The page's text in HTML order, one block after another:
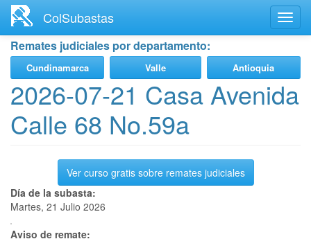
contenido
principal
ColSubastas
Remates judiciales por departamento:
Cundinamarca Valle Antioquia
2026-07-21 Casa Avenida
Calle 68 No.59a
Ver curso gratis sobre remates judiciales
Día de la subasta:
Martes, 21 Julio 2026
Aviso de remate: